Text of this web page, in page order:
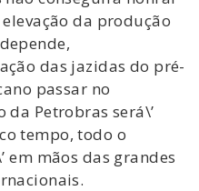
da produção
das jazidas do pré-
passar no
Petrobras será\’
tempo, todo o
em mãos das grandes